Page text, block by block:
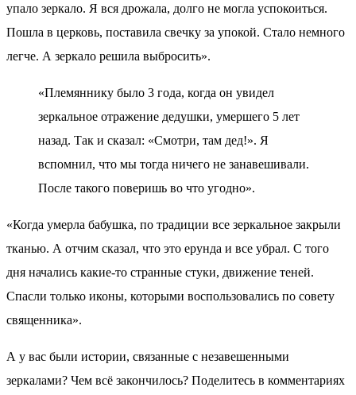
упало зеркало. Я вся дрожала, долго не могла успокоиться.
Пошла в церковь, поставила свечку за упокой. Стало немного
легче. А зеркало решила выбросить».
«Племяннику было 3 года, когда он увидел
зеркальное отражение дедушки, умершего 5 лет
назад. Так и сказал: «Смотри, там дед!». Я
вспомнил, что мы тогда ничего не занавешивали.
После такого поверишь во что угодно».
«Когда умерла бабушка, по традиции все зеркальное закрыли
тканью. А отчим сказал, что это ерунда и все убрал. С того
дня начались какие-то странные стуки, движение теней.
Спасли только иконы, которыми воспользовались по совету
священника».
А у вас были истории, связанные с незавешенными
зеркалами? Чем всё закончилось? Поделитесь в комментариях